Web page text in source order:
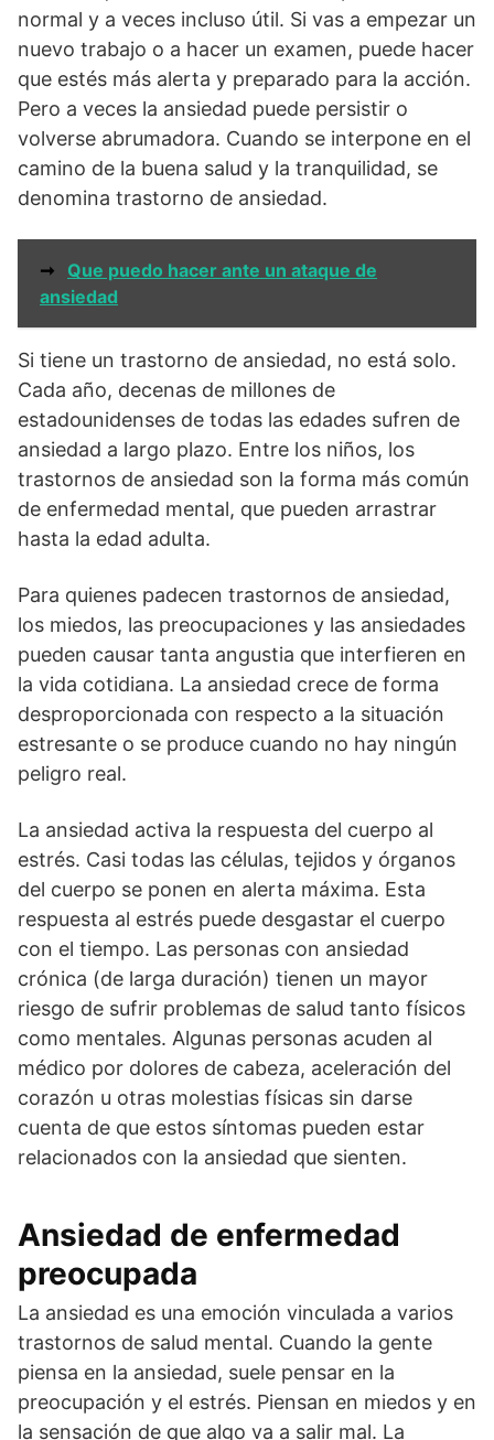
normal y a veces incluso útil. Si vas a empezar un
nuevo trabajo o a hacer un examen, puede hacer
que estés más alerta y preparado para la acción.
Pero a veces la ansiedad puede persistir o
volverse abrumadora. Cuando se interpone en el
camino de la buena salud y la tranquilidad, se
denomina trastorno de ansiedad.
➞
Que puedo hacer ante un ataque de
ansiedad
Si tiene un trastorno de ansiedad, no está solo.
Cada año, decenas de millones de
estadounidenses de todas las edades sufren de
ansiedad a largo plazo. Entre los niños, los
trastornos de ansiedad son la forma más común
de enfermedad mental, que pueden arrastrar
hasta la edad adulta.
Para quienes padecen trastornos de ansiedad,
los miedos, las preocupaciones y las ansiedades
pueden causar tanta angustia que interfieren en
la vida cotidiana. La ansiedad crece de forma
desproporcionada con respecto a la situación
estresante o se produce cuando no hay ningún
peligro real.
La ansiedad activa la respuesta del cuerpo al
estrés. Casi todas las células, tejidos y órganos
del cuerpo se ponen en alerta máxima. Esta
respuesta al estrés puede desgastar el cuerpo
con el tiempo. Las personas con ansiedad
crónica (de larga duración) tienen un mayor
riesgo de sufrir problemas de salud tanto físicos
como mentales. Algunas personas acuden al
médico por dolores de cabeza, aceleración del
corazón u otras molestias físicas sin darse
cuenta de que estos síntomas pueden estar
relacionados con la ansiedad que sienten.
Ansiedad de enfermedad
preocupada
La ansiedad es una emoción vinculada a varios
trastornos de salud mental. Cuando la gente
piensa en la ansiedad, suele pensar en la
preocupación y el estrés. Piensan en miedos y en
la sensación de que algo va a salir mal. La